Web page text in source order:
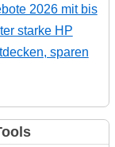
2026 mit bis
starke HP
sparen